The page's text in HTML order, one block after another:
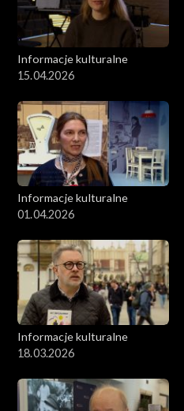
Informacje kulturalne
15.04.2026
Informacje kulturalne
01.04.2026
Informacje kulturalne
18.03.2026